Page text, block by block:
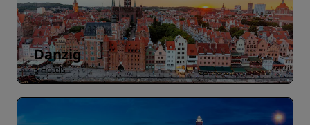
Danzig
3 Hotels